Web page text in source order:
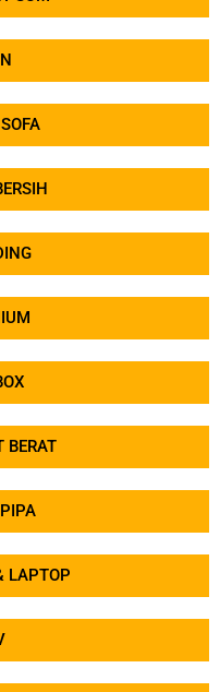
BERAT
LAPTOP